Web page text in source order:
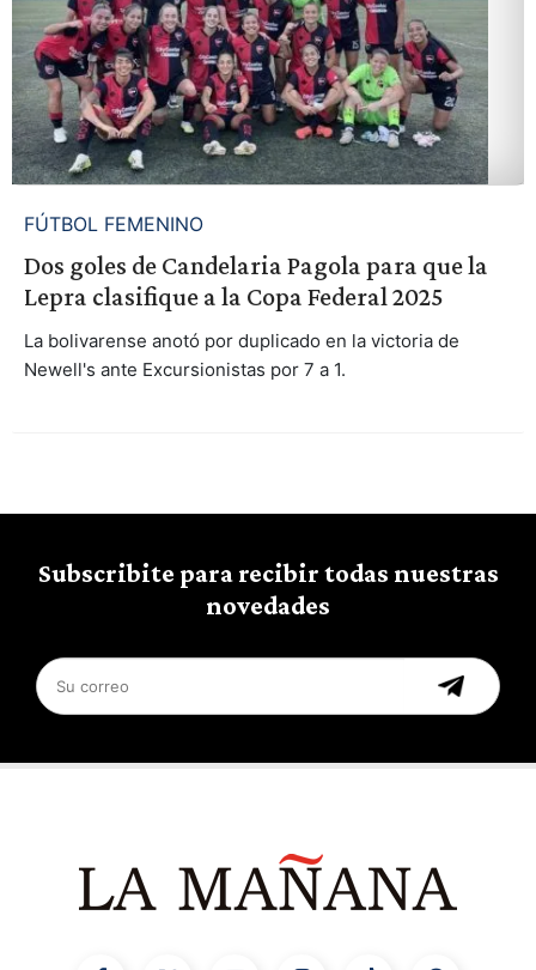
FÚTBOL FEMENINO
Dos goles de Candelaria Pagola para que la
Lepra clasifique a la Copa Federal 2025
La bolivarense anotó por duplicado en la victoria de
Newell's ante Excursionistas por 7 a 1.
Subscribite para recibir todas nuestras
novedades